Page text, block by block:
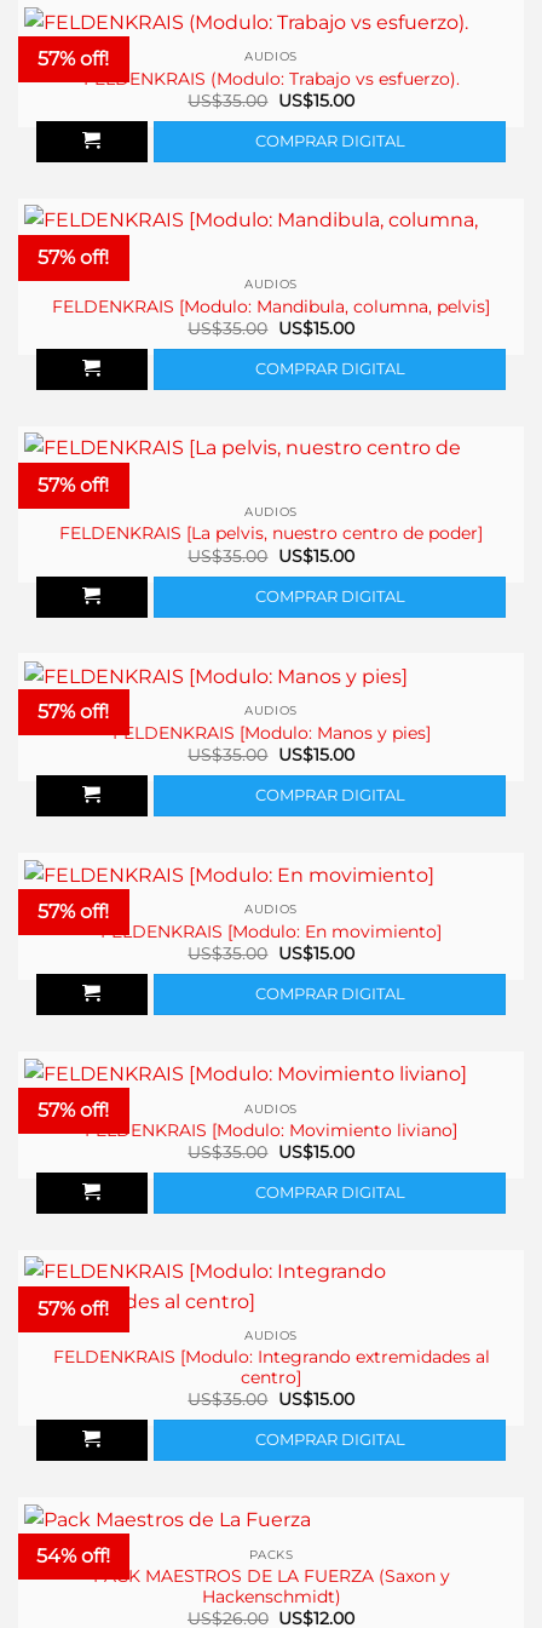
57% off! AUDIOS
FELDENKRAIS (Modulo: Trabajo vs esfuerzo).
US$35.00 El
precio
era:
US$35.00.
US$15.00El
actual
es:
US$15.00.
COMPRAR DIGITAL
57% off!
AUDIOS
FELDENKRAIS [Modulo: Mandibula, columna, pelvis]
US$35.00 El
precio
era:
US$35.00.
US$15.00El
actual
es:
US$15.00.
COMPRAR DIGITAL
57% off!
AUDIOS
FELDENKRAIS [La pelvis, nuestro centro de poder]
US$35.00 El
precio
era:
US$35.00.
US$15.00El
actual
es:
US$15.00.
COMPRAR DIGITAL
57% off! AUDIOS
FELDENKRAIS [Modulo: Manos y pies]
US$35.00 El
precio
era:
US$35.00.
US$15.00El
actual
es:
US$15.00.
COMPRAR DIGITAL
57% off! AUDIOS
FELDENKRAIS [Modulo: En movimiento]
US$35.00 El
precio
era:
US$35.00.
US$15.00El
actual
es:
US$15.00.
COMPRAR DIGITAL
57% off! AUDIOS
FELDENKRAIS [Modulo: Movimiento liviano]
US$35.00 El
precio
original
era:
US$35.00.
US$15.00El
actual
es:
US$15.00.
COMPRAR DIGITAL
57% off!
AUDIOS
FELDENKRAIS [Modulo: Integrando extremidades al
centro]
US$35.00 El
precio
original
era:
US$35.00.
US$15.00El
actual
es:
US$15.00.
COMPRAR DIGITAL
54% off! PACKS
PACK MAESTROS DE LA FUERZA (Saxon y
Hackenschmidt)
US$26.00 El
US$12.00El